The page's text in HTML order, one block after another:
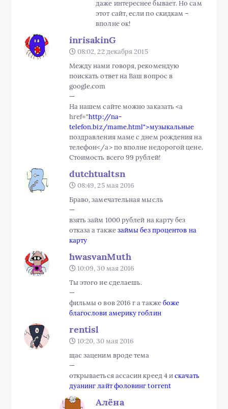
даже интереснее бывает. Но сам
этот сайт, если по скидкам –
вполне ок!
inrisakinG
08:02, 22 декабря 2015
Между нами говоря, рекомендую
поискать ответ на Ваш вопрос в
google.com
—
На нашем сайте можно заказать <a
href="http://na-
telefon.biz/mame.html">музыкальные
поздравления маме с днем рождения на
телефон</a> по вполне недорогой цене.
Стоимость всего 99 рублей!
dutchtualtsn
08:49, 25 мая 2016
Браво, замечательная мысль
—
взять займ 1000 рублей на карту без
отказа а такжезаймы без процентов на
карту
hwasvanMuth
10:09, 30 мая 2016
Ты этого не сделаешь.
—
фильмы о вов 2016 г а такжебоже
благослови америку гоблин
rentisl
10:20, 30 мая 2016
щас заценим вроде тема
—
открываеться ассасин креед 4 искачать
дуанинг лайт фоловинг torrent
Алёна